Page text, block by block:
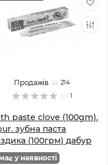
1
Продажів 214
paste clove (100gm).
зубна паста
(100грм) дабур
у наявності